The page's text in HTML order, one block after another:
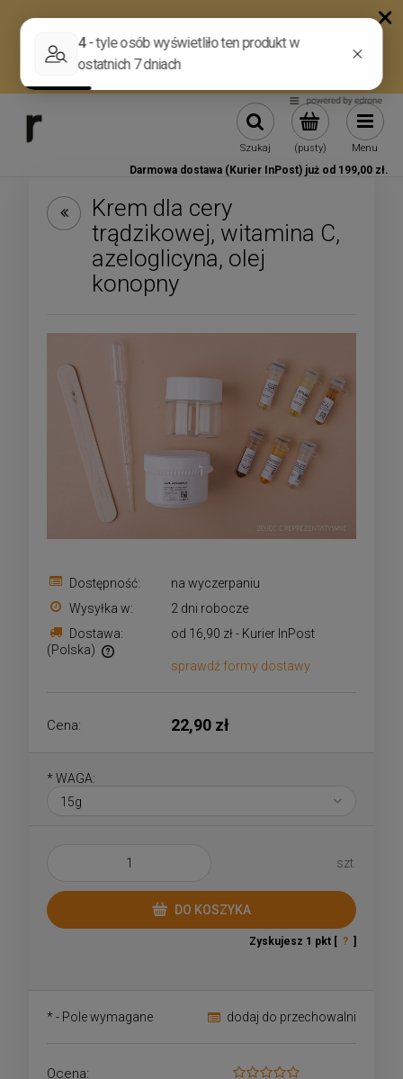
(pusty)
Szukaj Menu
Darmowa dostawa (Kurier InPost) już od 199,00 zł.
Krem dla cery
trądzikowej, witamina C,
azeloglicyna, olej
konopny
Dostępność:
na wyczerpaniu
Wysyłka w:
2 dni robocze
Dostawa:
od 16,90 zł - Kurier InPost
(Polska)
Cena nie zawiera ewentualnych kosztów płatności
sprawdź formy dostawy
Cena: 22,90 zł
* WAGA:
szt.
DO KOSZYKA
Zyskujesz 1 pkt [ ? ]
dodaj do przechowalni
* - Pole wymagane
Ocena: